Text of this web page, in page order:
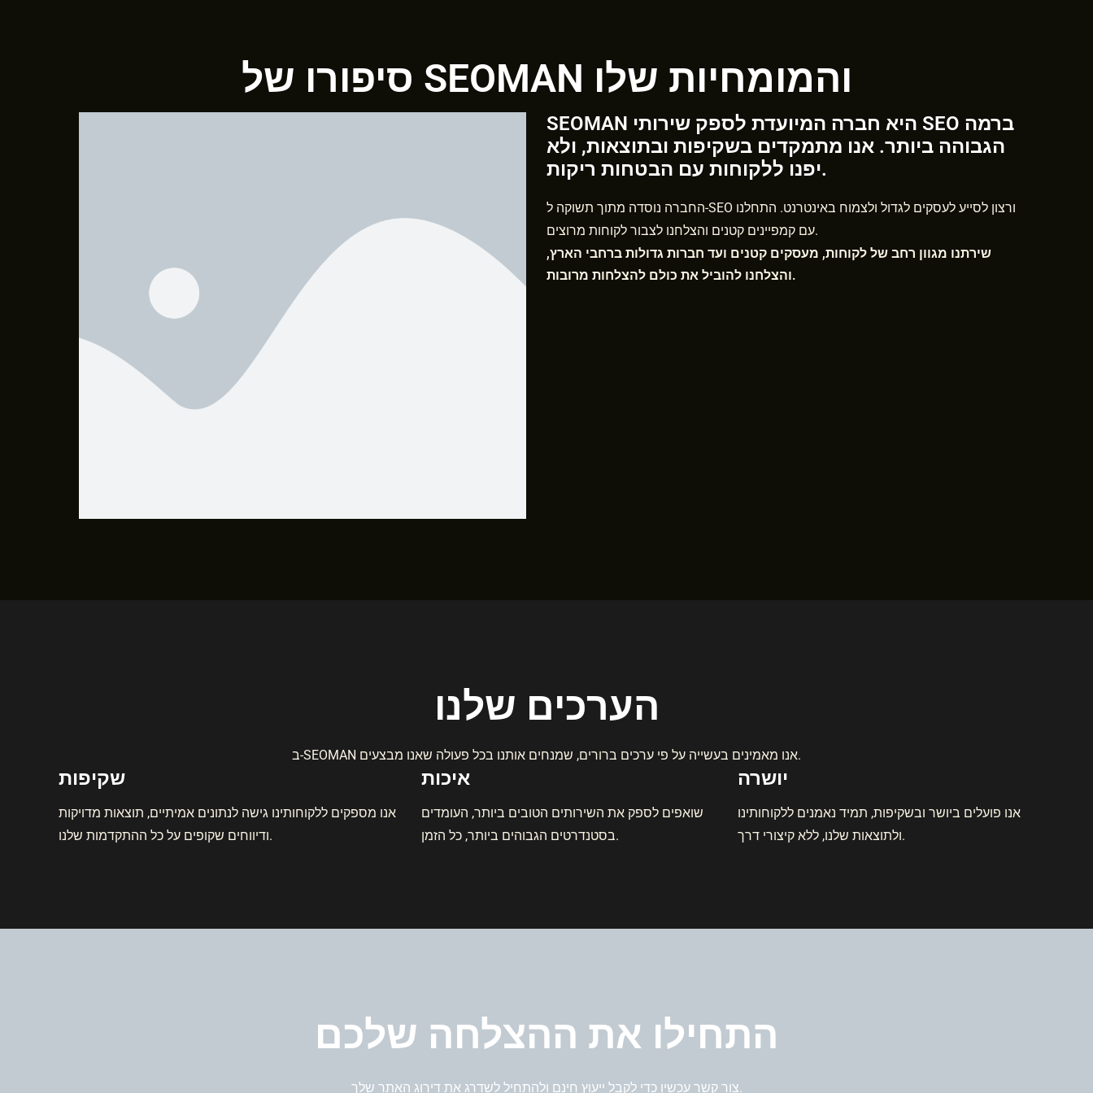
סיפורו של SEOMAN והמומחיות שלו
SEOMAN היא חברה המיועדת לספק שירותי SEO ברמה
הגבוהה ביותר. אנו מתמקדים בשקיפות ובתוצאות, ולא
יפנו ללקוחות עם הבטחות ריקות.​
החברה נוסדה מתוך תשוקה ל-SEO ורצון לסייע לעסקים לגדול ולצמוח באינטרנט. התחלנו
עם קמפיינים קטנים והצלחנו לצבור לקוחות מרוצים.
שירתנו מגוון רחב של לקוחות, מעסקים קטנים ועד חברות גדולות ברחבי הארץ,
והצלחנו להוביל את כולם להצלחות מרובות.
ב-SEOMAN אנו מאמינים בעשייה על פי ערכים ברורים, שמנחים אותנו בכל פעולה שאנו מבצעים.​
אנו מספקים ללקוחותינו גישה לנתונים אמיתיים, תוצאות מדויקות
ודיווחים שקופים על כל ההתקדמות שלנו.
איכות
שואפים לספק את השירותים הטובים ביותר, העומדים
בסטנדרטים הגבוהים ביותר, כל הזמן.
יושרה
אנו פועלים ביושר ובשקיפות, תמיד נאמנים ללקוחותינו
ולתוצאות שלנו, ללא קיצורי דרך.
צור קשר עכשיו כדי לקבל ייעוץ חינם ולהתחיל לשדרג את דירוג האתר שלך.